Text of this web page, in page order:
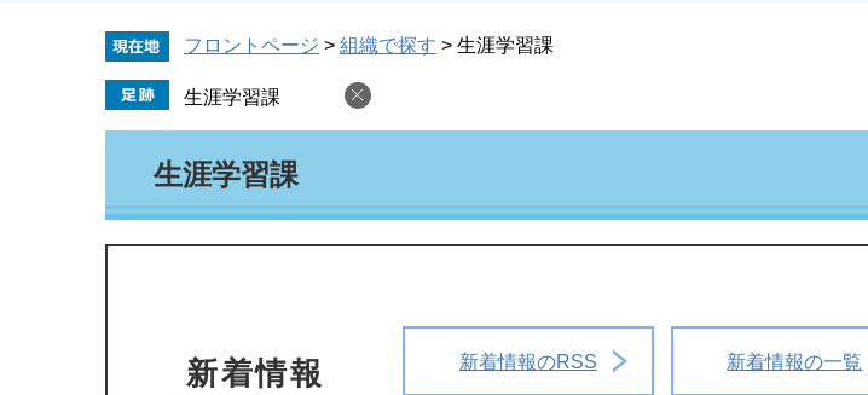
検
フロントページ > 組織で探す > 生涯学習課
生涯学習課
生涯学習課
新着情報 新着情報のRSS 新着情報の一覧